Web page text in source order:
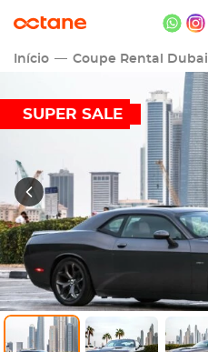
Início Coupe Rental Dubai
SUPER SALE